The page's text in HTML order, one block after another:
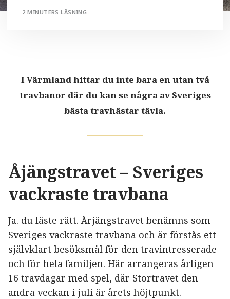
2 MINUTERS LÄSNING
I Värmland hittar du inte bara en utan två
travbanor där du kan se några av Sveriges
bästa travhästar tävla.
Åjängstravet – Sveriges
vackraste travbana
Ja. du läste rätt. Årjängstravet benämns som
Sveriges vackraste travbana och är förstås ett
självklart besöksmål för den travintresserade
och för hela familjen. Här arrangeras årligen
16 travdagar med spel, där Stortravet den
andra veckan i juli är årets höjtpunkt.